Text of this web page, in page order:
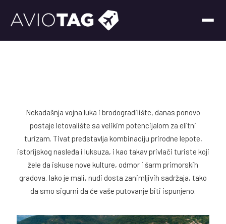
Nekadašnja vojna luka i brodogradilište, danas ponovo
postaje letovalište sa velikim potencijalom za elitni
turizam. Tivat predstavlja kombinaciju prirodne lepote,
istorijskog nasleđa i luksuza, i kao takav privlači turiste koji
žele da iskuse nove kulture, odmor i šarm primorskih
gradova. Iako je mali, nudi dosta zanimljivih sadržaja, tako
da smo sigurni da će vaše putovanje biti ispunjeno.